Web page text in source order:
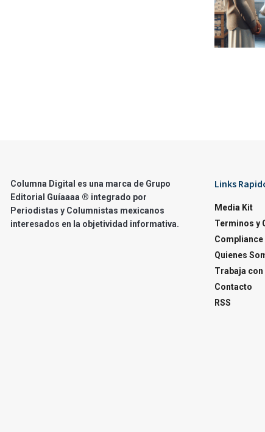
Columna Digital es una marca de Grupo
Editorial Guíaaaa ® integrado por
Periodistas y Columnistas mexicanos
interesados en la objetividad informativa.
Links
Media Kit
Terminos y
Quienes
Trabaja
Contacto
RSS